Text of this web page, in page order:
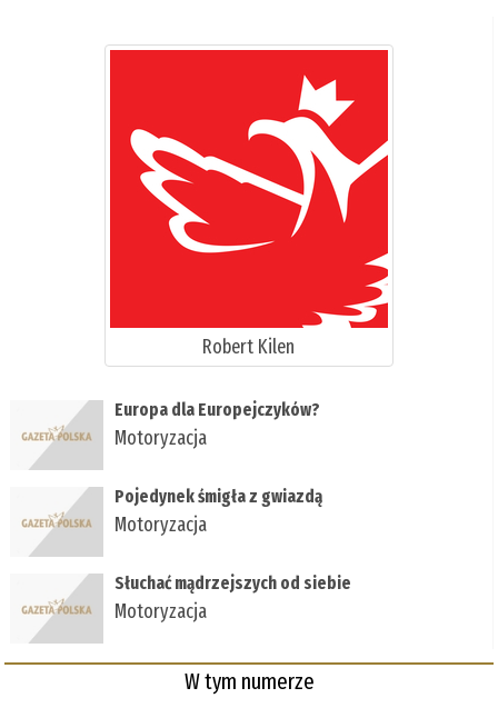
Robert Kilen
Europa dla Europejczyków?
Motoryzacja
Pojedynek śmigła z gwiazdą
Motoryzacja
Słuchać mądrzejszych od siebie
Motoryzacja
W tym numerze